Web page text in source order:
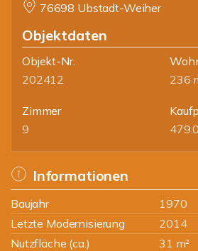
76698 Ubstadt-Weiher
Objektdaten
Objekt-Nr.
202412
236
Zimmer
9
Informationen
Baujahr
1970
Letzte Modernisierung
2014
Nutzfläche (ca.)
31 m²